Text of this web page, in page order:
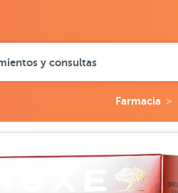
y consultas
Farmacia